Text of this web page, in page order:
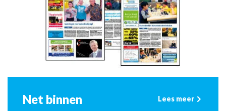
Net binnen Lees meer